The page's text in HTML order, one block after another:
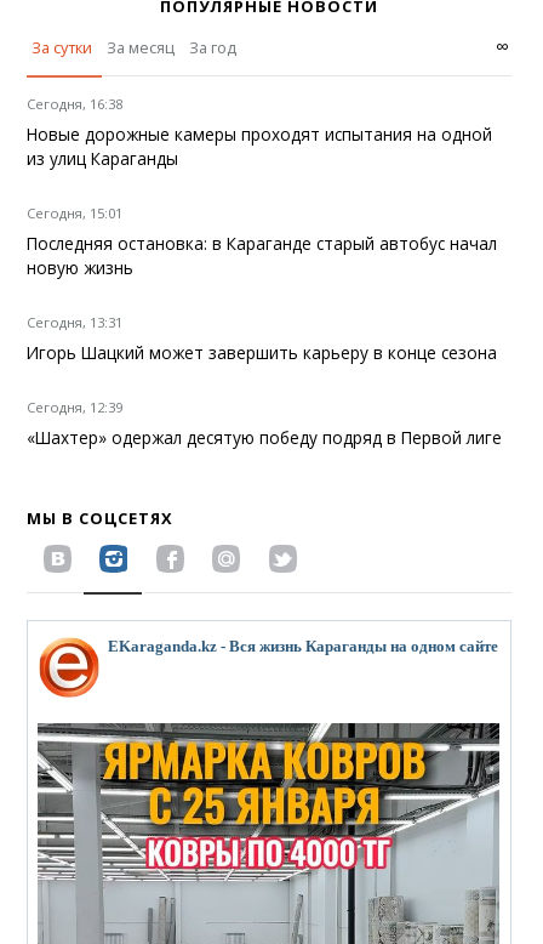
ПОПУЛЯРНЫЕ НОВОСТИ
За сутки
За месяц За год ∞
Сегодня, 16:38
Новые дорожные камеры проходят испытания на одной
из улиц Караганды
Сегодня, 15:01
Последняя остановка: в Караганде старый автобус начал
новую жизнь
Сегодня, 13:31
Игорь Шацкий может завершить карьеру в конце сезона
Сегодня, 12:39
«Шахтер» одержал десятую победу подряд в Первой лиге
МЫ В СОЦСЕТЯХ
EKaraganda.kz - Вся жизнь Караганды на одном сайте